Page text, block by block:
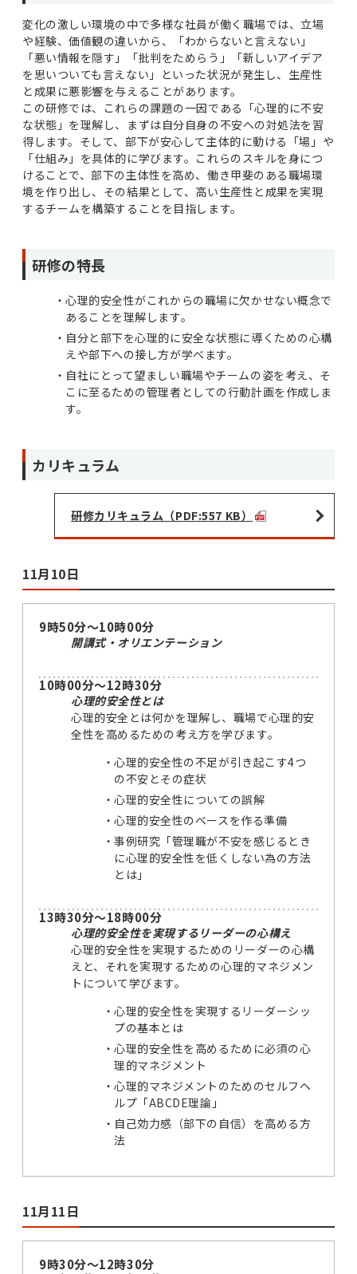
変化の激しい環境の中で多様な社員が働く職場では、立場
や経験、価値観の違いから、「わからないと言えない」
「悪い情報を隠す」「批判をためらう」「新しいアイデア
を思いついても言えない」といった状況が発生し、生産性
と成果に悪影響を与えることがあります。
この研修では、これらの課題の一因である「心理的に不安
な状態」を理解し、まずは自分自身の不安への対処法を習
得します。そして、部下が安心して主体的に動ける「場」や
「仕組み」を具体的に学びます。これらのスキルを身につ
けることで、部下の主体性を高め、働き甲斐のある職場環
境を作り出し、その結果として、高い生産性と成果を実現
するチームを構築することを目指します。
研修の特長
心理的安全性がこれからの職場に欠かせない概念で
あることを理解します。
自分と部下を心理的に安全な状態に導くための心構
えや部下への接し方が学べます。
自社にとって望ましい職場やチームの姿を考え、そ
こに至るための管理者としての行動計画を作成しま
す。
カリキュラム
研修カリキュラム（PDF:557 KB）
11月10日
9時50分～10時00分
開講式・オリエンテーション
10時00分～12時30分
心理的安全性とは
心理的安全とは何かを理解し、職場で心理的安
全性を高めるための考え方を学びます。
心理的安全性の不足が引き起こす4つ
の不安とその症状
心理的安全性についての誤解
心理的安全性のベースを作る準備
事例研究「管理職が不安を感じるとき
に心理的安全性を低くしない為の方法
とは」
13時30分～18時00分
心理的安全性を実現するリーダーの心構え
心理的安全性を実現するためのリーダーの心構
えと、それを実現するための心理的マネジメン
トについて学びます。
心理的安全性を実現するリーダーシッ
プの基本とは
心理的安全性を高めるために必須の心
理的マネジメント
心理的マネジメントのためのセルフヘ
ルプ「ABCDE理論」
自己効力感（部下の自信）を高める方
法
11月11日
9時30分～12時30分